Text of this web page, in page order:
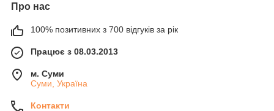
Про нас
100% позитивних з 700 відгуків за рік
Працює з 08.03.2013
м. Суми
Суми, Україна
Контакти